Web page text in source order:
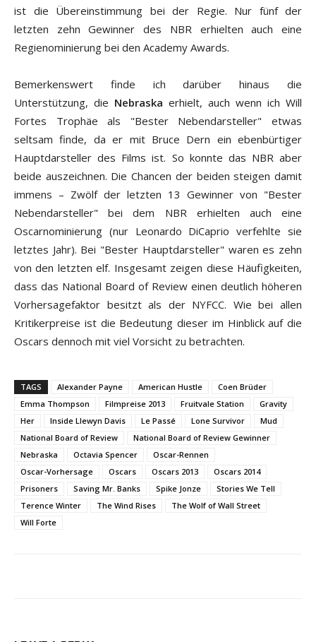
ist die Übereinstimmung bei der Regie. Nur fünf der
letzten zehn Gewinner des NBR erhielten auch eine
Regienominierung bei den Academy Awards.
Bemerkenswert finde ich darüber hinaus die
Unterstützung, die Nebraska erhielt, auch wenn ich Will
Fortes Trophäe als "Bester Nebendarsteller" etwas
seltsam finde, da er mit Bruce Dern ein ebenbürtiger
Hauptdarsteller des Films ist. So konnte das NBR aber
beide auszeichnen. Die Chancen der beiden steigen damit
immens – Zwölf der letzten 13 Gewinner von "Bester
Nebendarsteller" bei dem NBR erhielten auch eine
Oscarnominierung (nur Leonardo DiCaprio verfehlte sie
letztes Jahr). Bei "Bester Hauptdarsteller" waren es zehn
von den letzten elf. Insgesamt zeigen diese Häufigkeiten,
dass das National Board of Review einen deutlich höheren
Vorhersagefaktor besitzt als der NYFCC. Wie bei allen
Kritikerpreise ist die Bedeutung dieser im Hinblick auf die
Oscars dennoch mit viel Vorsicht zu betrachten.
TAGS Alexander Payne American Hustle
Coen Brüder
Emma Thompson
Filmpreise 2013 Fruitvale Station
Gravity
Her
Inside Llewyn Davis Le Passé Lone Survivor
Mud
National Board of Review
National Board of Review Gewinner
Nebraska
Octavia Spencer
Oscar-Rennen
Oscar-Vorhersage
Oscars Oscars 2013
Oscars 2014
Prisoners
Saving Mr. Banks Spike Jonze
Stories We Tell
Terence Winter
The Wind Rises
The Wolf of Wall Street
Will Forte